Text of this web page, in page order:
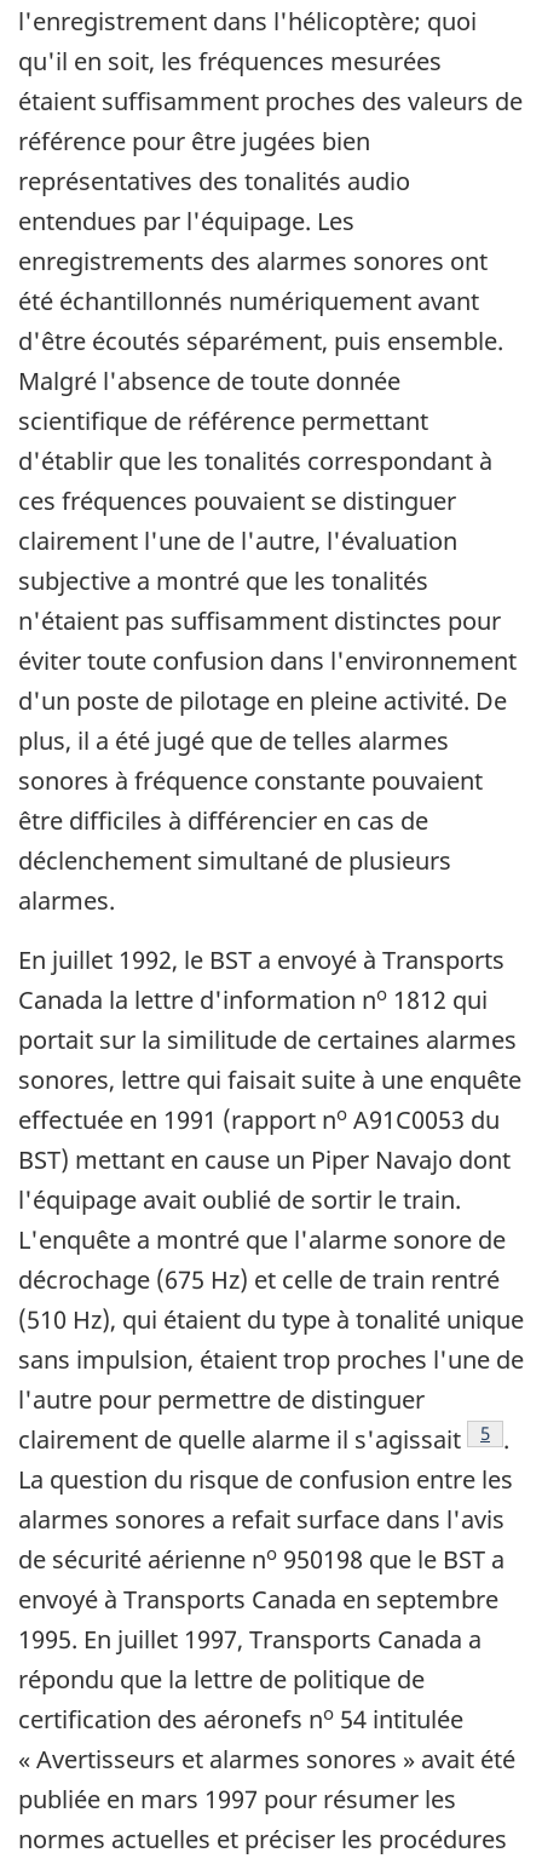
l'enregistrement dans l'hélicoptère; quoi
qu'il en soit, les fréquences mesurées
étaient suffisamment proches des valeurs de
référence pour être jugées bien
représentatives des tonalités audio
entendues par l'équipage. Les
enregistrements des alarmes sonores ont
été échantillonnés numériquement avant
d'être écoutés séparément, puis ensemble.
Malgré l'absence de toute donnée
scientifique de référence permettant
d'établir que les tonalités correspondant à
ces fréquences pouvaient se distinguer
clairement l'une de l'autre, l'évaluation
subjective a montré que les tonalités
n'étaient pas suffisamment distinctes pour
éviter toute confusion dans l'environnement
d'un poste de pilotage en pleine activité. De
plus, il a été jugé que de telles alarmes
sonores à fréquence constante pouvaient
être difficiles à différencier en cas de
déclenchement simultané de plusieurs
alarmes.
En juillet 1992, le BST a envoyé à Transports
Canada la lettre d'information no 1812 qui
portait sur la similitude de certaines alarmes
sonores, lettre qui faisait suite à une enquête
effectuée en 1991 (rapport no A91C0053 du
BST) mettant en cause un Piper Navajo dont
l'équipage avait oublié de sortir le train.
L'enquête a montré que l'alarme sonore de
décrochage (675 Hz) et celle de train rentré
(510 Hz), qui étaient du type à tonalité unique
sans impulsion, étaient trop proches l'une de
l'autre pour permettre de distinguer
clairement de quelle alarme il s'agissait
5 .
La question du risque de confusion entre les
alarmes sonores a refait surface dans l'avis
de sécurité aérienne no 950198 que le BST a
envoyé à Transports Canada en septembre
1995. En juillet 1997, Transports Canada a
répondu que la lettre de politique de
certification des aéronefs no 54 intitulée
« Avertisseurs et alarmes sonores » avait été
publiée en mars 1997 pour résumer les
normes actuelles et préciser les procédures